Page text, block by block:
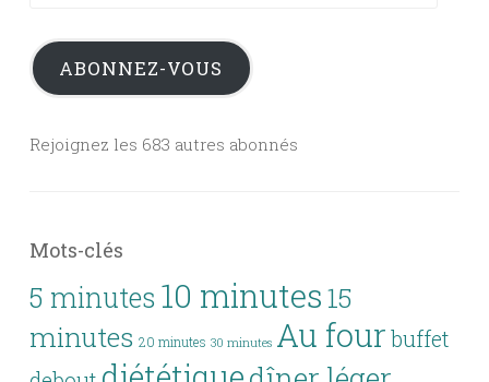
mail
ABONNEZ-VOUS
Rejoignez les 683 autres abonnés
Mots-clés
5 minutes 10 minutes15
minutes 20 minutes 30 minutes Au fourbuffet